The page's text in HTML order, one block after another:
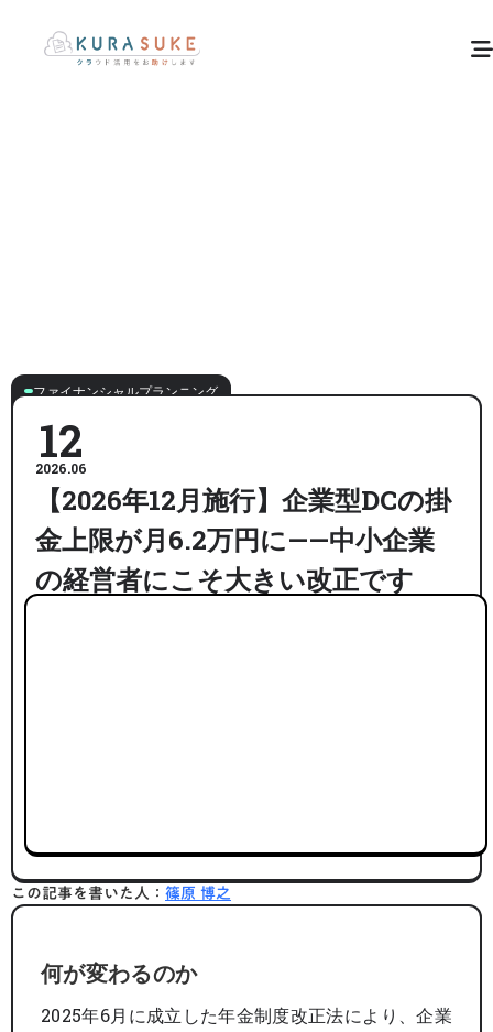
ファイナンシャルプランニング
12
2026.06
【2026年12月施行】企業型DCの掛
金上限が月6.2万円に——中小企業
の経営者にこそ大きい改正です
この記事を書いた人：篠原 博之
何が変わるのか
2025年6月に成立した年金制度改正法により、企業